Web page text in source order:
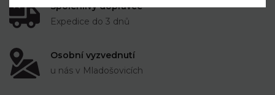
Spolehlivý dopravce
Expedice do 3 dnů
Osobní vyzvednutí
u nás v Mladošovicích